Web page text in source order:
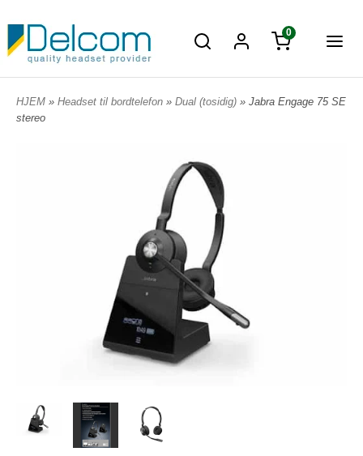
0
HJEM » Headset til bordtelefon » Dual (tosidig) » Jabra Engage 75 SE
stereo